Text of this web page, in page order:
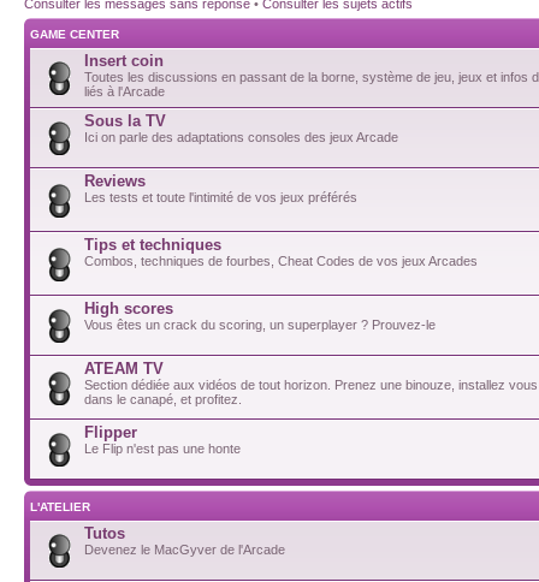
Consulter les messages sans réponse • Consulter les sujets actifs
GAME CENTER
Insert coin
Toutes les discussions en passant de la borne, système de jeu, jeux et infos
liés à l'Arcade
Sous la TV
Ici on parle des adaptations consoles des jeux Arcade
Reviews
Les tests et toute l'intimité de vos jeux préférés
Tips et techniques
Combos, techniques de fourbes, Cheat Codes de vos jeux Arcades
High scores
Vous êtes un crack du scoring, un superplayer ? Prouvez-le
ATEAM TV
Section dédiée aux vidéos de tout horizon. Prenez une binouze, installez
dans le canapé, et profitez.
Flipper
Le Flip n'est pas une honte
L'ATELIER
Tutos
Devenez le MacGyver de l'Arcade